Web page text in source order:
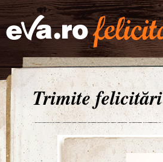
Trimite felicitări